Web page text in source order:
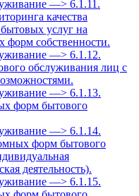
—> 6.1.11.
качества
услуг на
форм собственности.
—> 6.1.12.
обслуживания лиц с
—> 6.1.13.
форм бытового
—> 6.1.14.
форм бытового
деятельность).
—> 6.1.15.